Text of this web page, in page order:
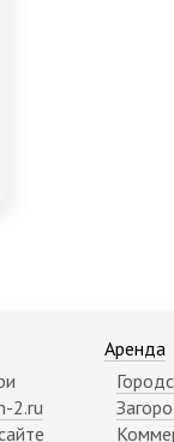
2.ru
Аренда